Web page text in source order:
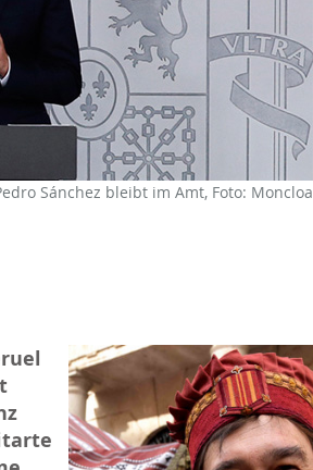
Sánchez bleibt im Amt, Foto: Moncloa